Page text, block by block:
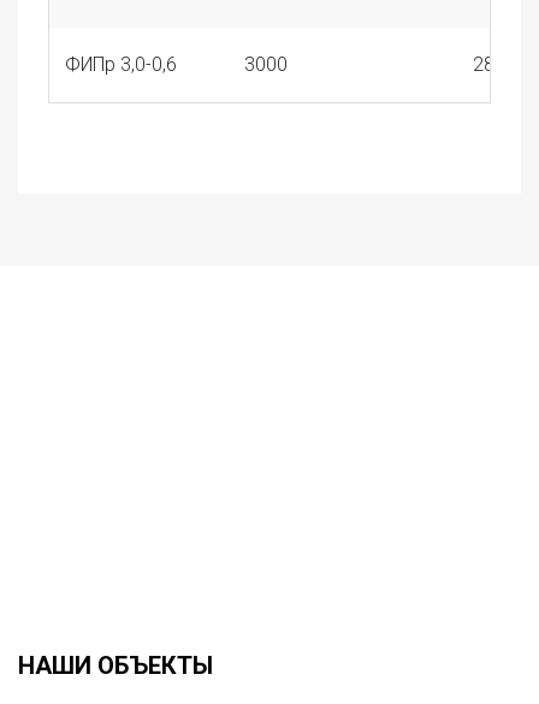
ФИПр 3,0-0,6 3000 280
НАШИ ОБЪЕКТЫ